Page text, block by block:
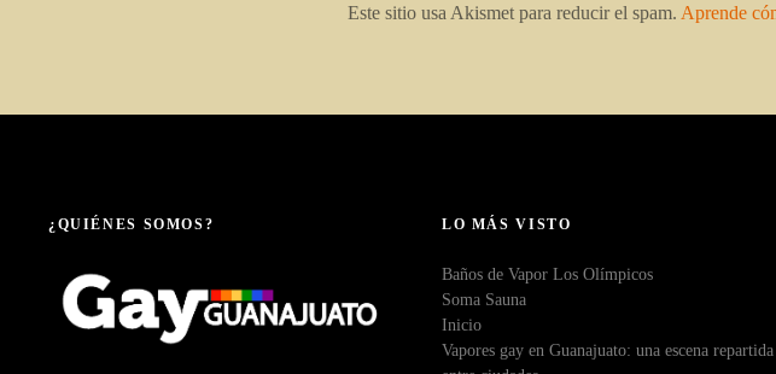
Este sitio usa Akismet para reducir el spam. Aprende
¿QUIÉNES SOMOS? LO MÁS VISTO
Baños de Vapor Los Olímpicos
Soma Sauna
Inicio
Vapores gay en Guanajuato: una escena repartida